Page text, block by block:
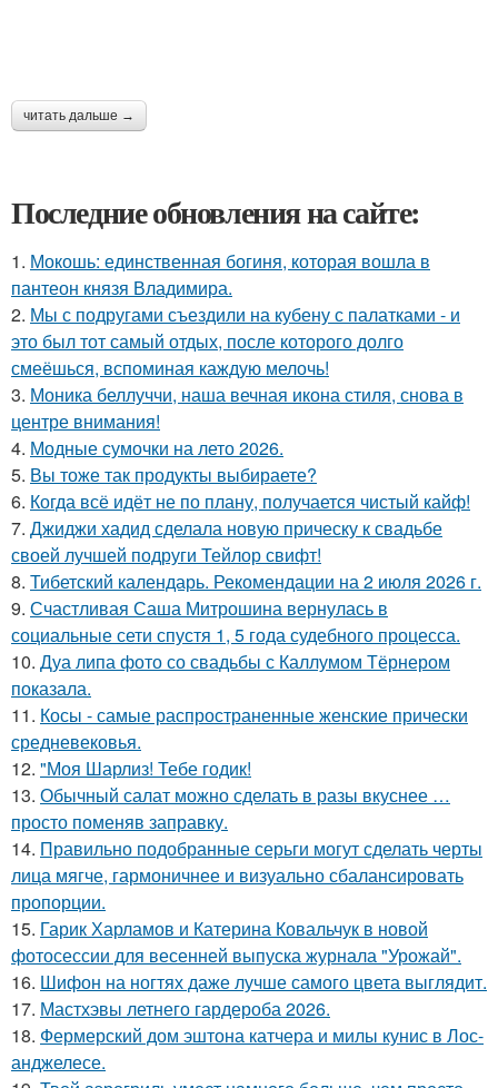
читать дальше →
Последние обновления на сайте:
1. Мокошь: единственная богиня, которая вошла в
пантеон князя Владимира.
2. Мы с подругами съездили на кубену с палатками - и
это был тот самый отдых, после которого долго
смеёшься, вспоминая каждую мелочь!
3. Моника беллуччи, наша вечная икона стиля, снова в
центре внимания!
4. Модные сумочки на лето 2026.
5. Вы тоже так продукты выбираете?
6. Когда всё идёт не по плану, получается чистый кайф!
7. Джиджи хадид сделала новую прическу к свадьбе
своей лучшей подруги Тейлор свифт!
8. Тибетский календарь. Рекомендации на 2 июля 2026 г.
9. Счастливая Саша Митрошина вернулась в
социальные сети спустя 1, 5 года судебного процесса.
10. Дуа липа фото со свадьбы с Каллумом Тёрнером
показала.
11. Косы - самые распространенные женские прически
средневековья.
12. "Моя Шарлиз! Тебе годик!
13. Обычный салат можно сделать в разы вкуснее …
просто поменяв заправку.
14. Правильно подобранные серьги могут сделать черты
лица мягче, гармоничнее и визуально сбалансировать
пропорции.
15. Гарик Харламов и Катерина Ковальчук в новой
фотосессии для весенней выпуска журнала "Урожай".
16. Шифон на ногтях даже лучше самого цвета выглядит.
17. Мастхэвы летнего гардероба 2026.
18. Фермерский дом эштона катчера и милы кунис в Лос-
анджелесе.